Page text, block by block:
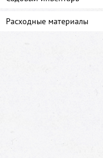
Расходные материалы